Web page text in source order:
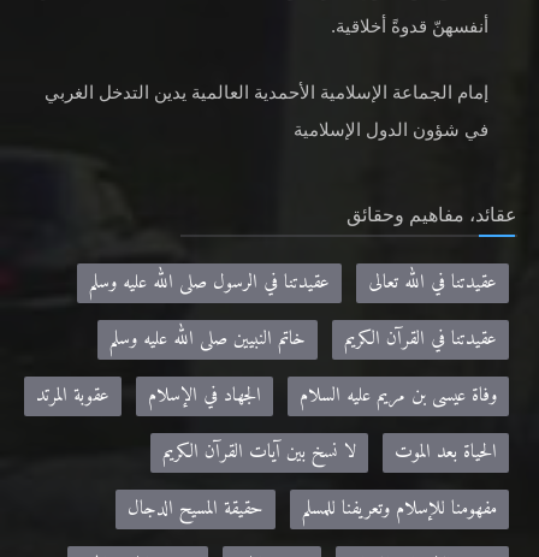
أنفسهنّ قدوةً أخلاقية.
إمام الجماعة الإسلامية الأحمدية العالمية يدين التدخل الغربي
في شؤون الدول الإسلامية
عقائد، مفاهيم وحقائق
عقيدتنا في الله تعالى
عقيدتنا في الرسول صلى الله عليه وسلم
عقيدتنا في القرآن الكريم
خاتم النبيين صلى الله عليه وسلم
وفاة عيسى بن مريم عليه السلام
الجهاد في الإسلام
عقوبة المرتد
الحياة بعد الموت
لا نسخ بين آيات القرآن الكريم
مفهومنا للإسلام وتعريفنا للمسلم
حقيقة المسيح الدجال